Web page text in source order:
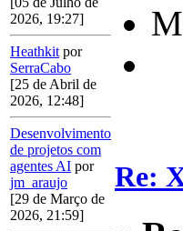
2026, 19:27]
Heathkit por
SerraCabo
[25 de Abril de
2026, 12:48]
Desenvolvimento
de projetos com
agentes AI por
jm_araujo
[29 de Março de
2026, 21:59]
Re: